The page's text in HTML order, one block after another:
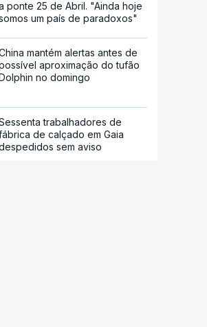
ponte 25 de Abril. "Ainda hoje
um país de paradoxos"
mantém alertas antes de
aproximação do tufão
no domingo
trabalhadores de
de calçado em Gaia
sem aviso